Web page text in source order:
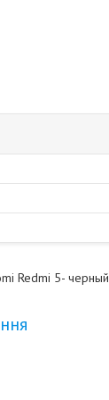
Redmi 5- черный